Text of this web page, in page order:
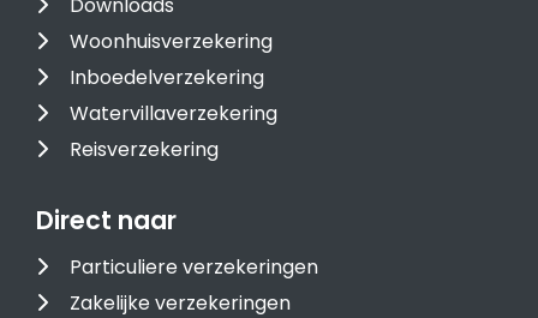
Woonhuisverzekering
Inboedelverzekering
Watervillaverzekering
Reisverzekering
Direct naar
Particuliere verzekeringen
Zakelijke verzekeringen